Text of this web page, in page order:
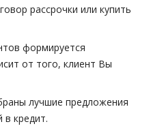
рассрочки или купить
формируется
от того, клиент Вы
лучшие предложения
кредит.